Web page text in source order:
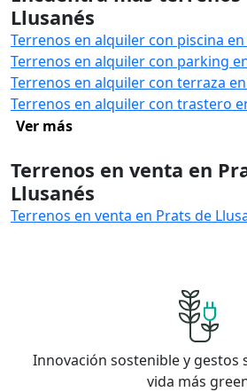
Llusanés
Terrenos en alquiler con piscina
Terrenos en alquiler con parking
Terrenos en alquiler con terraza
Terrenos en alquiler con trastero
Ver más
Terrenos en venta en
Llusanés
Terrenos en venta en Prats de
Innovación sostenible y gestos
vida más